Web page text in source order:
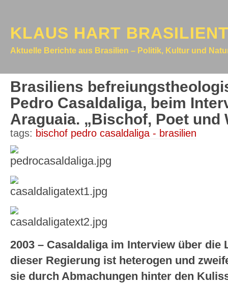
KLAUS HART
Aktuelle Berichte aus Brasilien – Politik, Kultur und
Brasiliens
Pedro Casaldaliga, beim
Araguaia. „Bischof, Poet und
tags: bischof pedro casaldaliga - brasilien
2003 – Casaldaliga im Interview über die
dieser Regierung ist heterogen und
sie durch Abmachungen hinter den